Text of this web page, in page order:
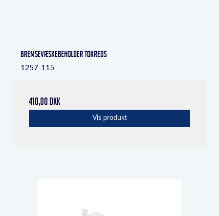
Bremsevæskebeholder tokreds
1257-115
410,00 DKK
Vis produkt